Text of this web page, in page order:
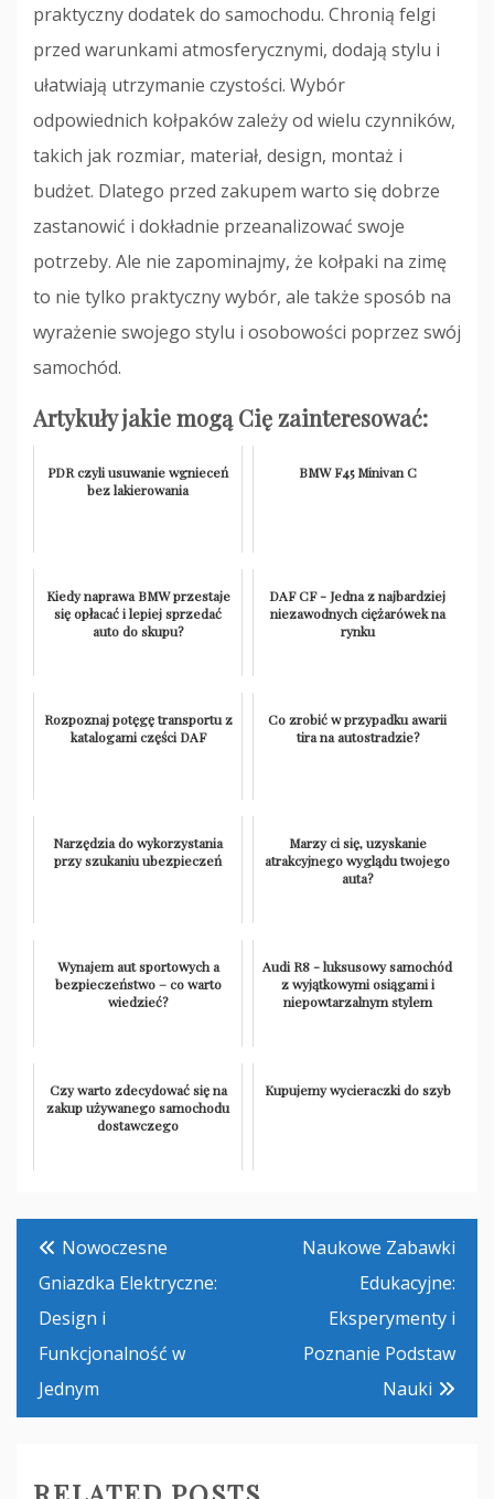
praktyczny dodatek do samochodu. Chronią felgi
przed warunkami atmosferycznymi, dodają stylu i
ułatwiają utrzymanie czystości. Wybór
odpowiednich kołpaków zależy od wielu czynników,
takich jak rozmiar, materiał, design, montaż i
budżet. Dlatego przed zakupem warto się dobrze
zastanowić i dokładnie przeanalizować swoje
potrzeby. Ale nie zapominajmy, że kołpaki na zimę
to nie tylko praktyczny wybór, ale także sposób na
wyrażenie swojego stylu i osobowości poprzez swój
samochód.
Artykuły jakie mogą Cię zainteresować:
PDR czyli usuwanie wgnieceń
bez lakierowania
BMW F45 Minivan C
Kiedy naprawa BMW przestaje
się opłacać i lepiej sprzedać
auto do skupu?
DAF CF - Jedna z najbardziej
niezawodnych ciężarówek na
rynku
Rozpoznaj potęgę transportu z
katalogami części DAF
Co zrobić w przypadku awarii
tira na autostradzie?
Narzędzia do wykorzystania
przy szukaniu ubezpieczeń
Marzy ci się, uzyskanie
atrakcyjnego wyglądu twojego
auta?
Wynajem aut sportowych a
bezpieczeństwo – co warto
wiedzieć?
Audi R8 - luksusowy samochód
z wyjątkowymi osiągami i
niepowtarzalnym stylem
Czy warto zdecydować się na
zakup używanego samochodu
dostawczego
Kupujemy wycieraczki do szyb
Nawigacja
wpisu
Nowoczesne
Gniazdka Elektryczne:
Design i
Funkcjonalność w
Jednym
Naukowe Zabawki
Edukacyjne:
Eksperymenty i
Poznanie Podstaw
Nauki